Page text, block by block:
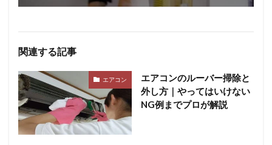
関連する記事
エアコン
エアコンのルーバー掃除と
外し方｜やってはいけない
NG例までプロが解説